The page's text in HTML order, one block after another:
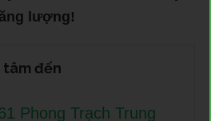
lượng!
tâm đến
Phong Trạch Trung